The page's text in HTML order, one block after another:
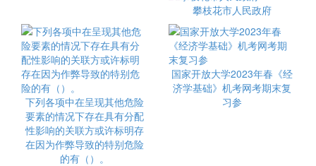
攀枝花市人民政府
下列各项中在呈现其他危险
要素的情况下存在具有分配
性影响的关联方或许标明存
在因为作弊导致的特别危险
的有（）。
国家开放大学2023年春《经
济学基础》机考网考期末复
习参